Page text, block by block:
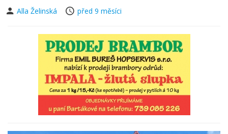
Alla Želinská
před 9 měsíci